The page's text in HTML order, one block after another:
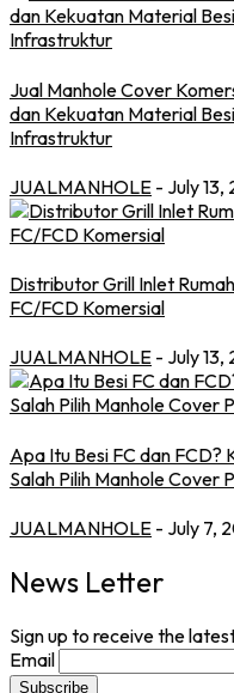
Jual Manhole Cover
dan Kekuatan Material
Infrastruktur
JUALMANHOLE - July 13,
Distributor Grill Inlet
FC/FCD Komersial
JUALMANHOLE - July 13,
Apa Itu Besi FC dan
Salah Pilih Manhole Cover
JUALMANHOLE - July 7,
News Letter
Sign up to receive the
Email